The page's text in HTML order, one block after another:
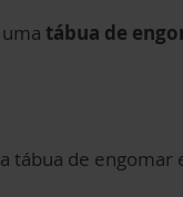
tábua de
de